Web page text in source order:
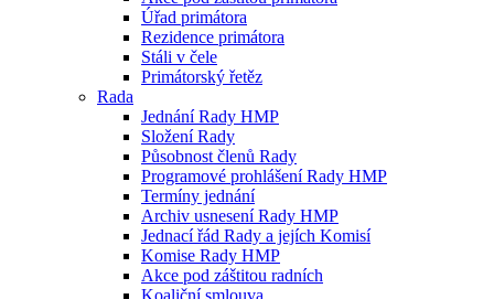
Úřad primátora
Rezidence primátora
Stáli v čele
Primátorský řetěz
Rada
Jednání Rady HMP
Složení Rady
Působnost členů Rady
Programové prohlášení Rady HMP
Termíny jednání
Archiv usnesení Rady HMP
Jednací řád Rady a jejích Komisí
Komise Rady HMP
Akce pod záštitou radních
Koaliční smlouva